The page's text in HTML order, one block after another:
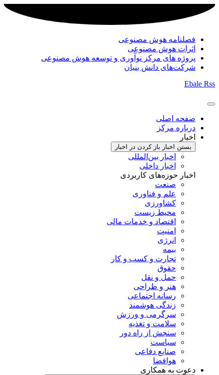
فصلنامه هوش مصنوعی
اثرات هوش مصنوعی
پروژه های مرکز نوآوری و توسعه هوش مصنوعی
شرکت‌های دانش بنیان
Ebale Rss
صفحه اصلی
درباره مرکز
اخبار
بستن اخبار باز کردن در اخبار
اخبار بین‌المللی
اخبار داخلی
اخبار حوزه‌های کاربردی
صنعت
علم و فناوری
کشاورزی
محیط زیست
اقتصاد و خدمات مالی
امنیت
انرژی
بیمه
تجارت و کسب و کار
حقوق
حمل و نقل
هنر و طراحی
رسانه اجتماعی
زندگی هوشمند
سرگرمی و ورزش
سلامت و تغذیه
سنجش از راه دور
سیاست
صنایع دفاعی
هوافضا
دعوت به همکاری